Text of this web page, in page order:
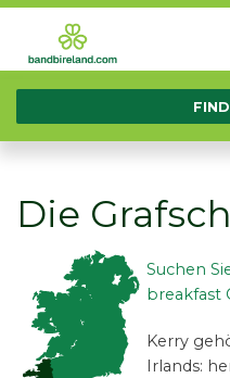
Die
Suchen
breakfast
Kerry
Irlands: